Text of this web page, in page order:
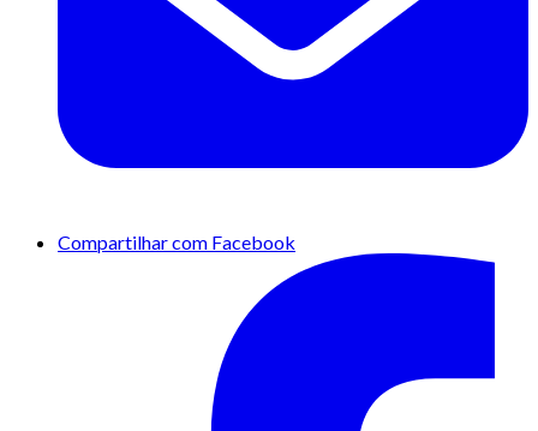
Compartilhar com Facebook